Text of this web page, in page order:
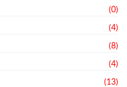
(0)
(4)
(8)
(4)
(13)